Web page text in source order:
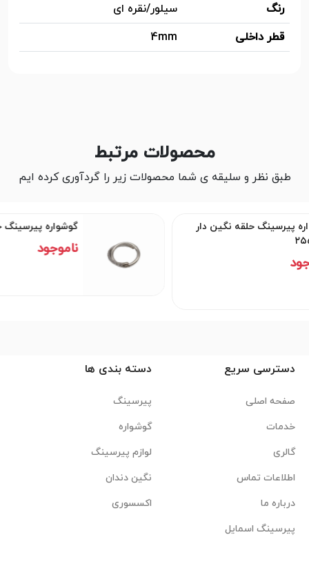
رنگ
سیلور/نقره ای
قطر داخلی
4mm
محصولات مرتبط
طبق نظر و سلیقه ی شما محصولات زیر را گردآوری کرده ایم
دار گوشواره پیرسینگ حلقه کد۲۵۵۷
ناموجود
دسترسی سریع
صفحه اصلی
خدمات
گالری
اطلاعات تماس
درباره ما
پیرسینگ اسمایل
دسته بندی ها
پیرسینگ
گوشواره
لوازم پیرسینگ
نگین دندان
اکسسوری